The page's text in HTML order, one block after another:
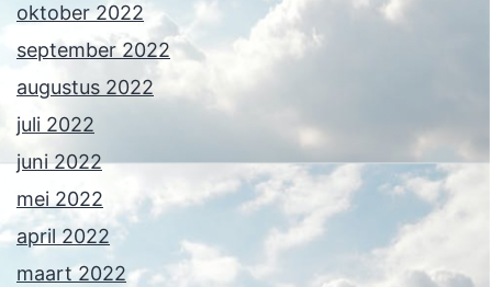
oktober 2022
september 2022
augustus 2022
juli 2022
juni 2022
mei 2022
april 2022
maart 2022